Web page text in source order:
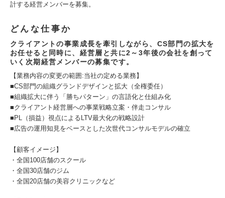
計する経営メンバーを募集。
どんな仕事か
クライアントの事業成長を牽引しながら、CS部門の拡大を
お任せると同時に、経営層と共に2～3年後の会社を創って
いく次期経営メンバーの募集です。
【業務内容の変更の範囲:当社の定める業務】
■CS部門の組織グランドデザインと拡大（全権委任）
■組織拡大に伴う「勝ちパターン」の言語化と仕組み化
■クライアント経営層への事業戦略立案・伴走コンサル
■PL（損益）視点によるLTV最大化の戦略設計
■広告の運用知見をベースとした次世代コンサルモデルの確立
【顧客イメージ】
・全国100店舗のスクール
・全国30店舗のジム
・全国20店舗の美容クリニックなど